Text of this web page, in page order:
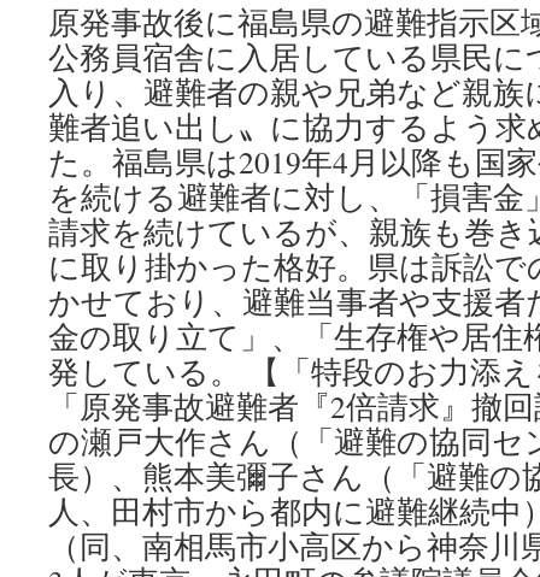
原発事故後に福島県の避難指示区
公務員宿舎に入居している県民
入り、避難者の親や兄弟など親族
難者追い出し〟に協力するよう
た。福島県は2019年4月以降も国
を続ける避難者に対し、「損害金
請求を続けているが、親族も巻
に取り掛かった格好。県は訴訟
かせており、避難当事者や支援
金の取り立て」、「生存権や居住
発している。 【「特段のお力添
「原発事故避難者『2倍請求』撤
の瀬戸大作さん（「避難の協同セ
長）、熊本美彌子さん（「避難の
人、田村市から都内に避難継続中
（同、南相馬市小高区から神奈